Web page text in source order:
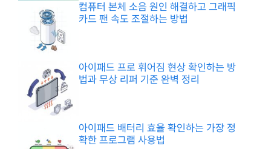
컴퓨터 본체 소음 원인 해결하고 그래픽
카드 팬 속도 조절하는 방법
아이패드 프로 휘어짐 현상 확인하는 방
법과 무상 리퍼 기준 완벽 정리
아이패드 배터리 효율 확인하는 가장 정
확한 프로그램 사용법